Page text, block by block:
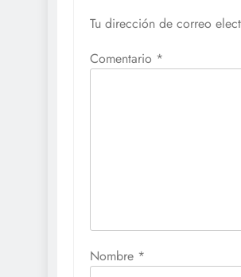
Tu dirección de correo
Comentario *
Nombre *